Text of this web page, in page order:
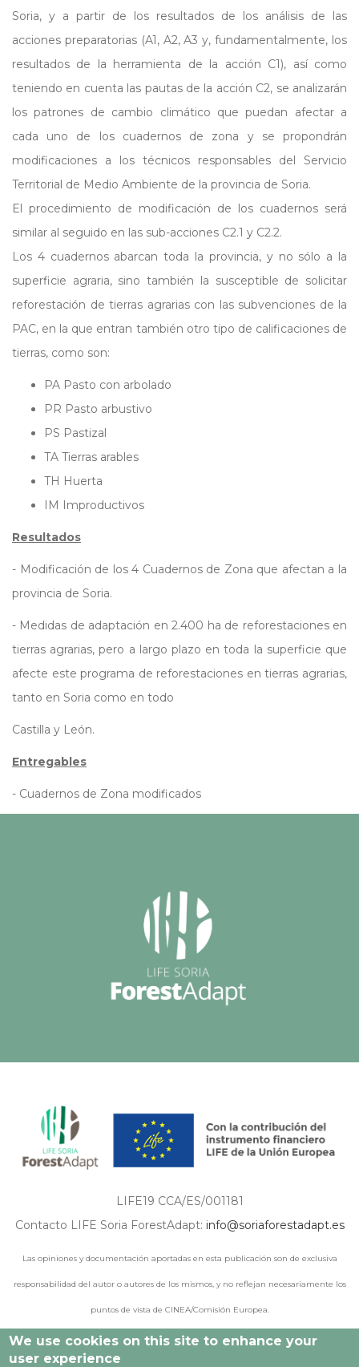
Soria, y a partir de los resultados de los análisis de las
acciones preparatorias (A1, A2, A3 y, fundamentalmente, los
resultados de la herramienta de la acción C1), así como
teniendo en cuenta las pautas de la acción C2, se analizarán
los patrones de cambio climático que puedan afectar a
cada uno de los cuadernos de zona y se propondrán
modificaciones a los técnicos responsables del Servicio
Territorial de Medio Ambiente de la provincia de Soria.
El procedimiento de modificación de los cuadernos será
similar al seguido en las sub-acciones C2.1 y C2.2.
Los 4 cuadernos abarcan toda la provincia, y no sólo a la
superficie agraria, sino también la susceptible de solicitar
reforestación de tierras agrarias con las subvenciones de la
PAC, en la que entran también otro tipo de calificaciones de
tierras, como son:
PA Pasto con arbolado
PR Pasto arbustivo
PS Pastizal
TA Tierras arables
TH Huerta
IM Improductivos
Resultados
- Modificación de los 4 Cuadernos de Zona que afectan a la
provincia de Soria.
- Medidas de adaptación en 2.400 ha de reforestaciones en
tierras agrarias, pero a largo plazo en toda la superficie que
afecte este programa de reforestaciones en tierras agrarias,
tanto en Soria como en todo
Castilla y León.
Entregables
- Cuadernos de Zona modificados
LIFE19 CCA/ES/001181
Contacto LIFE Soria ForestAdapt: info@soriaforestadapt.es
Las opiniones y documentación aportadas en esta publicación son de exclusiva
responsabilidad del autor o autores de los mismos, y no reflejan necesariamente los
puntos de vista de CINEA/Comisión Europea.
We use cookies on this site to enhance your
user experience